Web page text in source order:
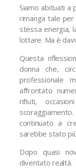
Siamo abituati a
rimanga tale
stessa energia,
lottare. Ma è
Questa
donna che,
professionale
affrontato
rifiuti,
continuato a
sarebbe stato
Dopo quasi
diventato realtà.